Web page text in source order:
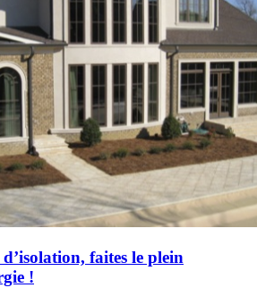
faites le plein
!